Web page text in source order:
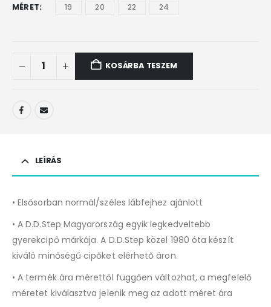
MÉRET 19 20 22 24
KOSÁRBA TESZEM
LEÍRÁS
• Elsősorban normál/széles lábfejhez ajánlott
• A D.D.Step Magyarország egyik legkedveltebb
gyerekcipő márkája. A D.D.Step közel 1980 óta készít
kiváló minőségű cipőket elérhető áron.
• A termék ára mérettől függően változhat, a megfelelő
méretet kiválasztva jelenik meg az adott méret ára